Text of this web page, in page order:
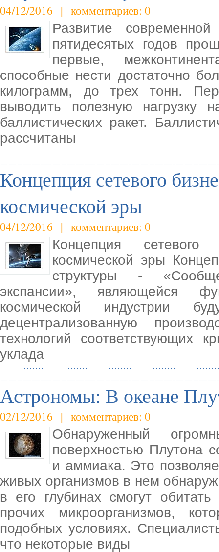
04/12/2016 | комментариев: 0
Развитие
пятидесятых годов
первые,
способные нести достаточно
килограмм, до трех тонн.
выводить полезную
баллистических ракет.
рассчитаны
Концепция сетевого
космической эры
04/12/2016 | комментариев: 0
Концепция
космической эры
структуры -
экспансии», являющейся
космической индустрии
децентрализованную
технологий соответствующих
уклада
Астрономы: В океане
02/12/2016 | комментариев: 0
Обнаруженный
поверхностью Плутона
и аммиака. Это
живых организмов в нем
в его глубинах смогут
прочих микроорганизмов,
подобных условиях.
что некоторые виды